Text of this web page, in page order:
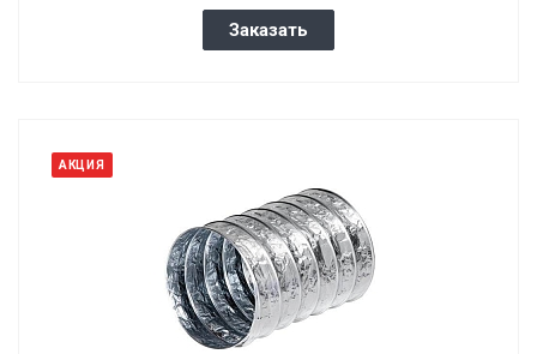
Заказать
АКЦИЯ